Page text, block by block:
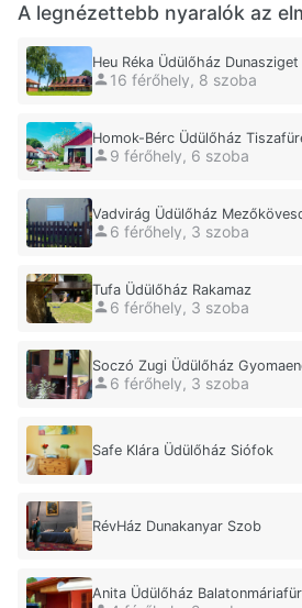
A legnézettebb nyaralók az
Heu Réka Üdülőház Dunasziget
16 férőhely, 8 szoba
Homok-Bérc Üdülőház
9 férőhely, 6 szoba
Vadvirág Üdülőház
6 férőhely, 3 szoba
Tufa Üdülőház Rakamaz
6 férőhely, 3 szoba
Soczó Zugi Üdülőház
6 férőhely, 3 szoba
Safe Klára Üdülőház Siófok
RévHáz Dunakanyar Szob
Anita Üdülőház